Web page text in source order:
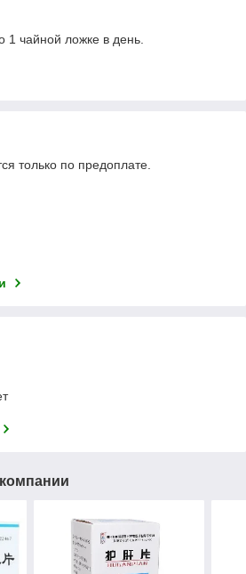
чайной ложке в день.
только по предоплате.